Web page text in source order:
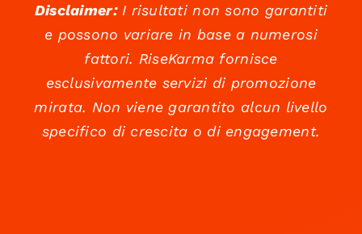
Disclaimer:I risultati non sono garantiti
e possono variare in base a numerosi
fattori. RiseKarma fornisce
esclusivamente servizi di promozione
mirata. Non viene garantito alcun livello
specifico di crescita o di engagement.